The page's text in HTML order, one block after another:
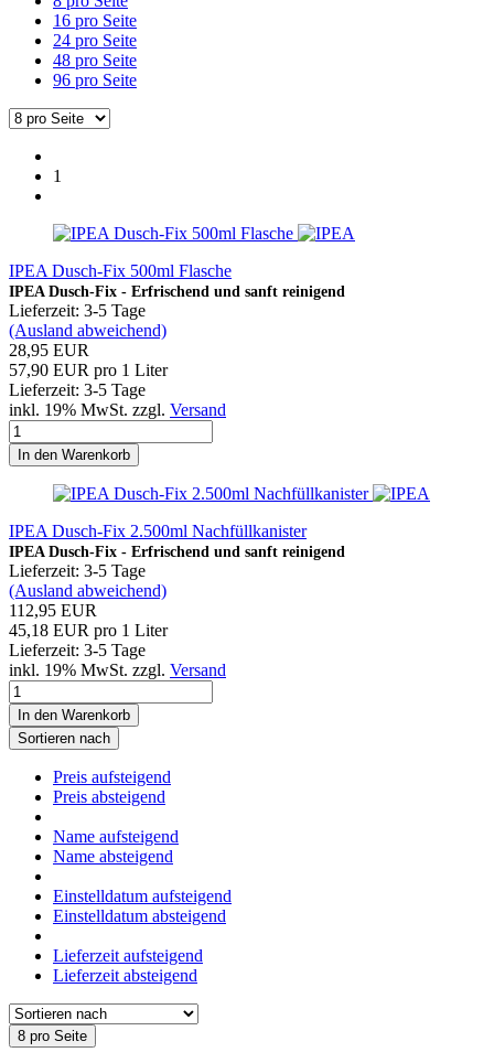
16 pro Seite
24 pro Seite
48 pro Seite
96 pro Seite
1
IPEA Dusch-Fix 500ml Flasche
IPEA Dusch-Fix - Erfrischend und sanft reinigend
Lieferzeit: 3-5 Tage
(Ausland abweichend)
28,95 EUR
57,90 EUR pro 1 Liter
Lieferzeit: 3-5 Tage
inkl. 19% MwSt. zzgl. Versand
In den Warenkorb
IPEA Dusch-Fix 2.500ml Nachfüllkanister
IPEA Dusch-Fix - Erfrischend und sanft reinigend
Lieferzeit: 3-5 Tage
(Ausland abweichend)
112,95 EUR
45,18 EUR pro 1 Liter
Lieferzeit: 3-5 Tage
inkl. 19% MwSt. zzgl. Versand
In den Warenkorb
Sortieren nach
Preis aufsteigend
Preis absteigend
Name aufsteigend
Name absteigend
Einstelldatum aufsteigend
Einstelldatum absteigend
Lieferzeit aufsteigend
Lieferzeit absteigend
8 pro Seite